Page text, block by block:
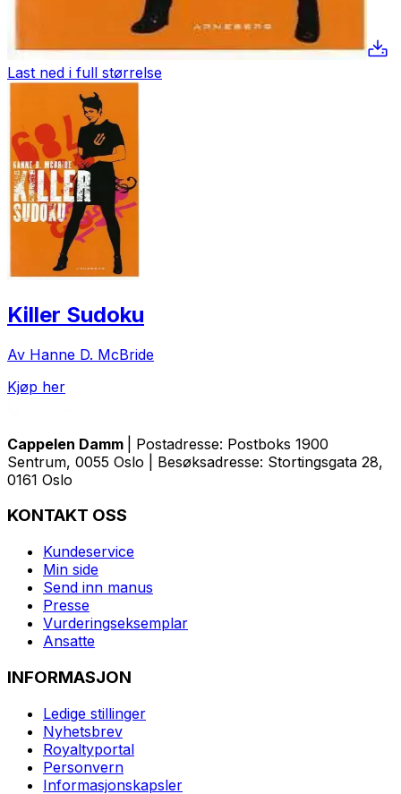
Last ned i full størrelse
Killer Sudoku
Av Hanne D. McBride
Kjøp her
Cappelen Damm
| Postadresse: Postboks 1900
Sentrum, 0055 Oslo | Besøksadresse: Stortingsgata 28,
0161 Oslo
KONTAKT OSS
Kundeservice
Min side
Send inn manus
Presse
Vurderingseksemplar
Ansatte
INFORMASJON
Ledige stillinger
Nyhetsbrev
Royaltyportal
Personvern
Informasjonskapsler